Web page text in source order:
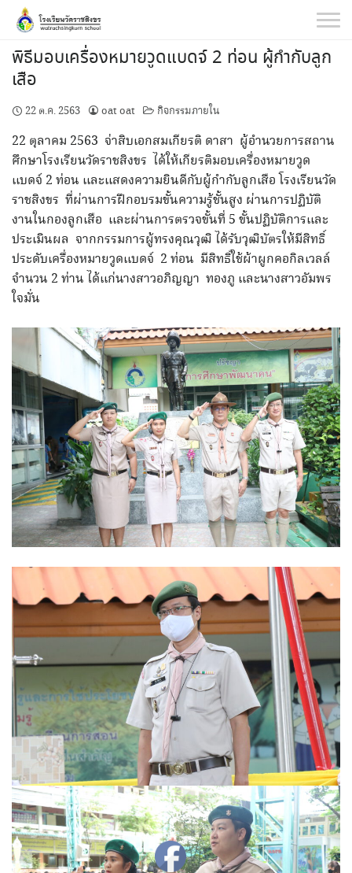
Skip
content
พิธีมอบเครื่องหมายวูดแบดจ์ 2 ท่อน ผู้กำกับลูก
เสือ
22 ต.ค. 2563 oat oat กิจกรรมภายใน
22 ตุลาคม 2563 จ่าสิบเอกสมเกียรติ ดาสา ผู้อำนวยการสถาน
ศึกษาโรงเรียนวัดราชสิงขร ได้ให้เกียรติมอบเครื่องหมายวูด
แบดจ์ 2 ท่อน และแสดงความยินดีกับผู้กำกับลูกเสือ โรงเรียนวัด
ราชสิงขร ที่ผ่านการฝึกอบรมขั้นความรู้ชั้นสูง ผ่านการปฏิบัติ
งานในกองลูกเสือ และผ่านการตรวจขั้นที่ 5 ขั้นปฏิบัติการและ
ประเมินผล จากกรรมการผู้ทรงคุณวุฒิ ได้รับวุฒิบัตรให้มีสิทธิ์
ประดับเครื่องหมายวูดแบดจ์ 2 ท่อน มีสิทธิ์ใช้ผ้าผูกคอกิลเวลล์
จำนวน 2 ท่าน ได้แก่นางสาวอภิญญา ทองภู และนางสาวอัมพร
ใจมั่น